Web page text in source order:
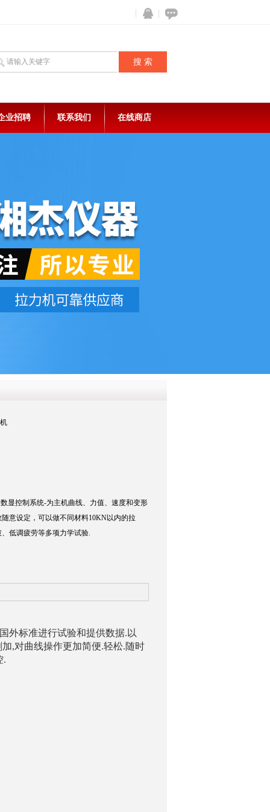
业招聘 联系我们 在线商店
显控制系统-为主机曲线、力值、速度和变形
意设定，可以做不同材料10KN以内的拉
低调疲劳等多项力学试验.
外标准进行试验和提供数据.以
,对曲线操作更加简便.轻松.随时
.